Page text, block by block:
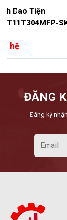
Dao Tiện
hệ
ĐĂNG
Đăng ký